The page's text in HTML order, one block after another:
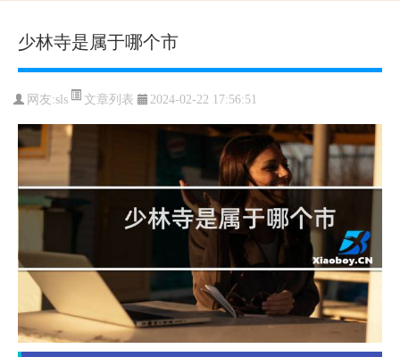
少林寺是属于哪个市
网友:sls 文章列表 2024-02-22 17:56:51